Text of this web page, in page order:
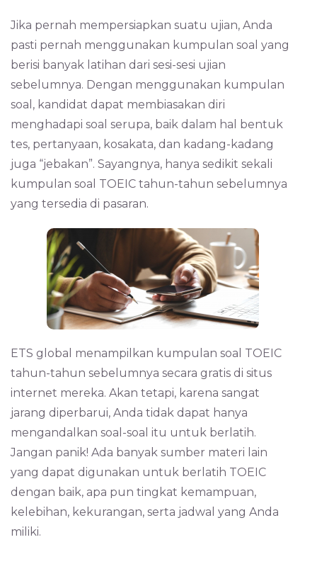
Jika pernah mempersiapkan suatu ujian, Anda
pasti pernah menggunakan kumpulan soal yang
berisi banyak latihan dari sesi-sesi ujian
sebelumnya. Dengan menggunakan kumpulan
soal, kandidat dapat membiasakan diri
menghadapi soal serupa, baik dalam hal bentuk
tes, pertanyaan, kosakata, dan kadang-kadang
juga “jebakan”. Sayangnya, hanya sedikit sekali
kumpulan soal TOEIC tahun-tahun sebelumnya
yang tersedia di pasaran.
ETS global menampilkan kumpulan soal TOEIC
tahun-tahun sebelumnya secara gratis di situs
internet mereka. Akan tetapi, karena sangat
jarang diperbarui, Anda tidak dapat hanya
mengandalkan soal-soal itu untuk berlatih.
Jangan panik! Ada banyak sumber materi lain
yang dapat digunakan untuk berlatih TOEIC
dengan baik, apa pun tingkat kemampuan,
kelebihan, kekurangan, serta jadwal yang Anda
miliki.